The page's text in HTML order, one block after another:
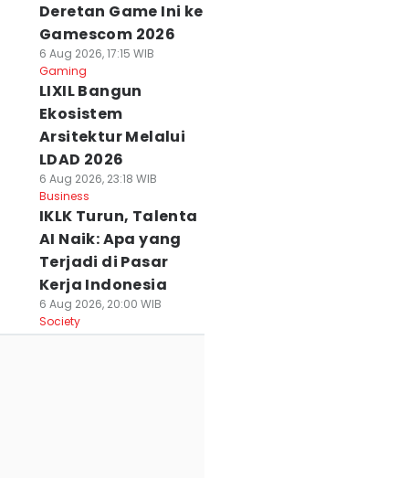
Deretan Game Ini ke
Gamescom 2026
6 Aug 2026, 17:15 WIB
Gaming
LIXIL Bangun
Ekosistem
Arsitektur Melalui
LDAD 2026
6 Aug 2026, 23:18 WIB
Business
IKLK Turun, Talenta
AI Naik: Apa yang
Terjadi di Pasar
Kerja Indonesia
6 Aug 2026, 20:00 WIB
Society